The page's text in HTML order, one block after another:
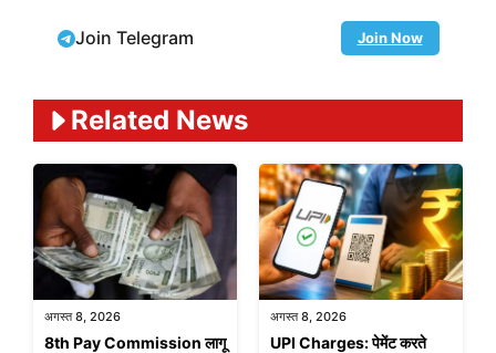
Join Telegram Join Now
Related News
अगस्त 8, 2026
8th Pay Commission लागू
अगस्त 8, 2026
UPI Charges: पेमेंट करते